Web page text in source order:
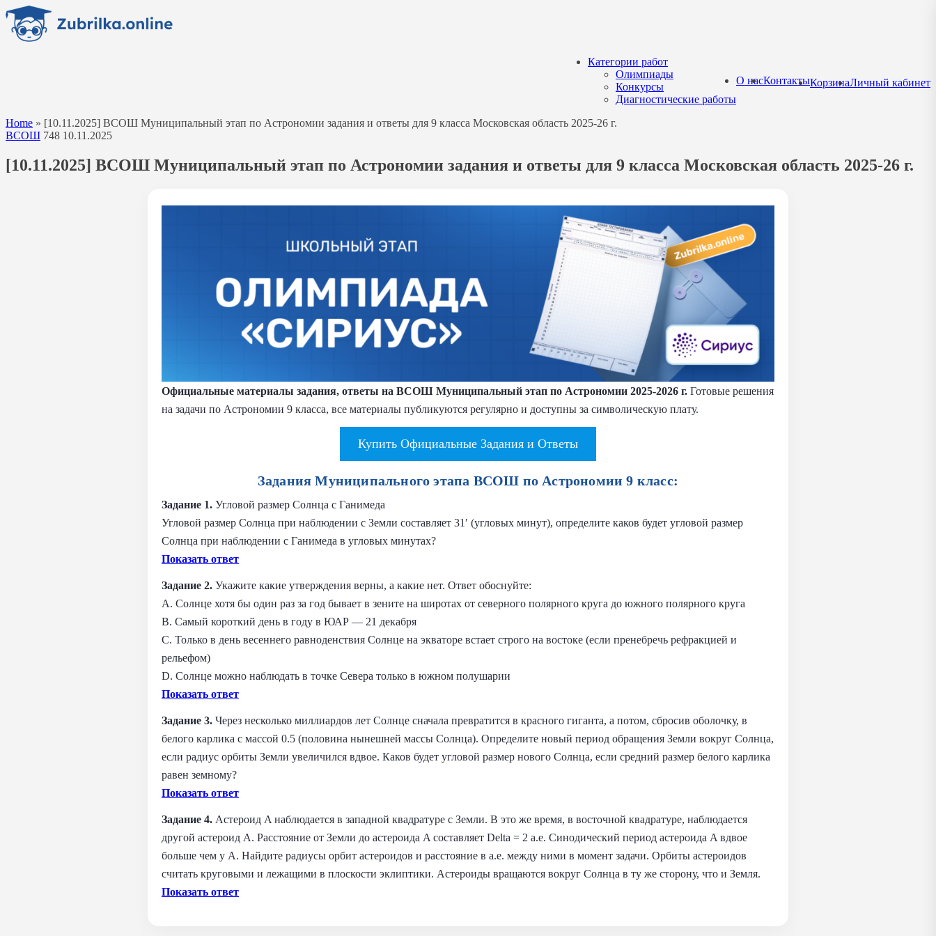
Перейти
содержанию
Категории работ
Олимпиады
Конкурсы
Диагностические работы
О насКонтактыКорзинаЛичный кабинет
Home » [10.11.2025] ВСОШ Муниципальный этап по Астрономии задания и ответы для 9 класса Московская область 2025-26 г.
ВСОШ 748 10.11.2025
[10.11.2025] ВСОШ Муниципальный этап по Астрономии задания и ответы для 9 класса Московская область 2025-26 г.
Официальные материалы задания, ответы на ВСОШ Муниципальный этап по Астрономии 2025-2026 г. Готовые решения
на задачи по Астрономии 9 класса, все материалы публикуются регулярно и доступны за символическую плату.
Купить Официальные Задания и Ответы
Задания Муниципального этапа ВСОШ по Астрономии 9 класс:
Задание 1. Угловой размер Солнца с Ганимеда
Угловой размер Солнца при наблюдении с Земли составляет 31′ (угловых минут), определите каков будет угловой размер
Солнца при наблюдении с Ганимеда в угловых минутах?
Показать ответ
Задание 2. Укажите какие утверждения верны, а какие нет. Ответ обоснуйте:
A. Солнце хотя бы один раз за год бывает в зените на широтах от северного полярного круга до южного полярного круга
B. Самый короткий день в году в ЮАР — 21 декабря
C. Только в день весеннего равноденствия Солнце на экваторе встает строго на востоке (если пренебречь рефракцией и
рельефом)
D. Солнце можно наблюдать в точке Севера только в южном полушарии
Показать ответ
Задание 3. Через несколько миллиардов лет Солнце сначала превратится в красного гиганта, а потом, сбросив оболочку, в
белого карлика с массой 0.5 (половина нынешней массы Солнца). Определите новый период обращения Земли вокруг Солнца,
если радиус орбиты Земли увеличился вдвое. Каков будет угловой размер нового Солнца, если средний размер белого карлика
равен земному?
Показать ответ
Задание 4. Астероид A наблюдается в западной квадратуре с Земли. В это же время, в восточной квадратуре, наблюдается
другой астероид A. Расстояние от Земли до астероида A составляет Delta = 2 а.е. Синодический период астероида A вдвое
больше чем у A. Найдите радиусы орбит астероидов и расстояние в а.е. между ними в момент задачи. Орбиты астероидов
считать круговыми и лежащими в плоскости эклиптики. Астероиды вращаются вокруг Солнца в ту же сторону, что и Земля.
Показать ответ